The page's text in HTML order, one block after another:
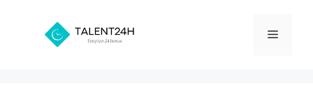
contenido
Menú